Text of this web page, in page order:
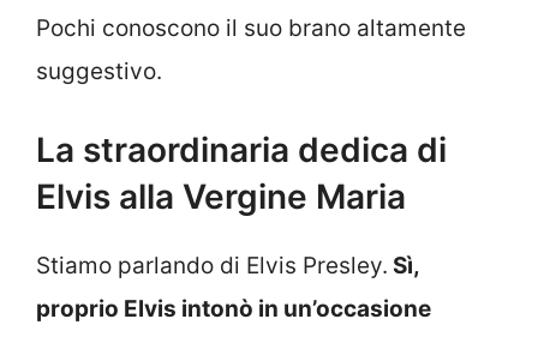
Pochi conoscono il suo brano altamente
suggestivo.
La straordinaria dedica di
Elvis alla Vergine Maria
Stiamo parlando di Elvis Presley. Sì,
proprio Elvis intonò in un’occasione